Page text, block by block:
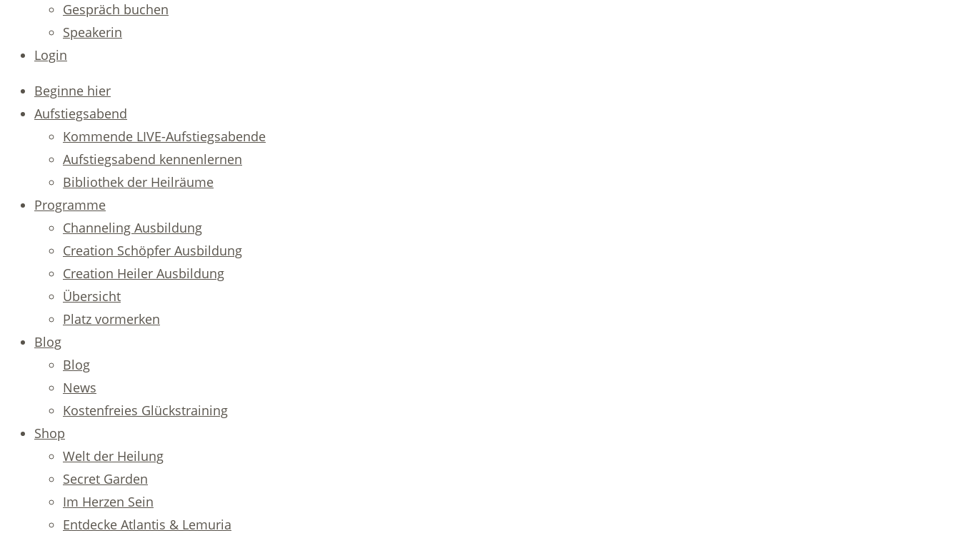
Gespräch buchen
Speakerin
Login
Beginne hier
Aufstiegsabend
Kommende LIVE-Aufstiegsabende
Aufstiegsabend kennenlernen
Bibliothek der Heilräume
Programme
Channeling Ausbildung
Creation Schöpfer Ausbildung
Creation Heiler Ausbildung
Übersicht
Platz vormerken
Blog
Blog
News
Kostenfreies Glückstraining
Shop
Welt der Heilung
Secret Garden
Im Herzen Sein
Entdecke Atlantis & Lemuria